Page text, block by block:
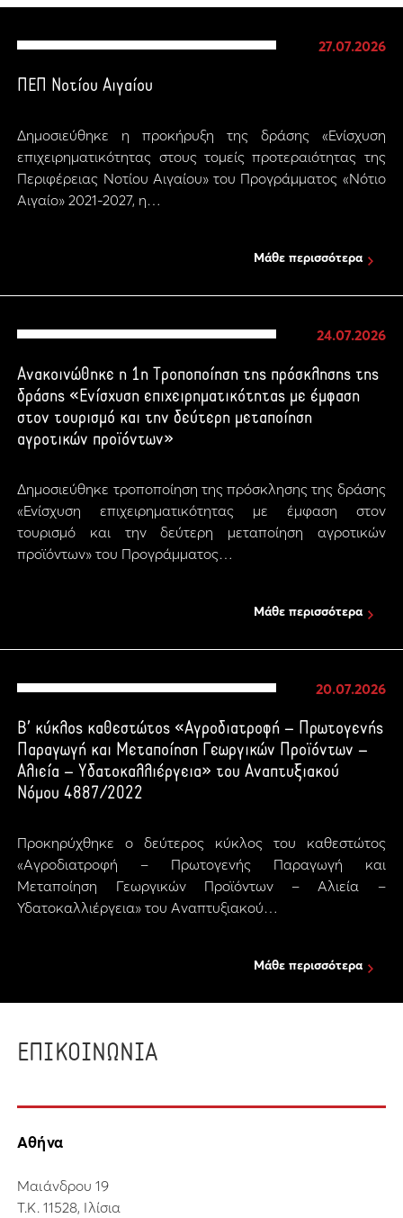
27.07.2026
ΠΕΠ Νοτίου Αιγαίου
Δημοσιεύθηκε η προκήρυξη της δράσης «Ενίσχυση
επιχειρηματικότητας στους τομείς προτεραιότητας της
Περιφέρειας Νοτίου Αιγαίου» του Προγράμματος «Νότιο
Αιγαίο» 2021-2027, η…
Μάθε περισσότερα
24.07.2026
Ανακοινώθηκε η 1η Τροποποίηση της πρόσκλησης της
δράσης «Ενίσχυση επιχειρηματικότητας με έμφαση
στον τουρισμό και την δεύτερη μεταποίηση
αγροτικών προϊόντων»
Δημοσιεύθηκε τροποποίηση της πρόσκλησης της δράσης
«Ενίσχυση επιχειρηματικότητας με έμφαση στον
τουρισμό και την δεύτερη μεταποίηση αγροτικών
προϊόντων» του Προγράμματος…
Μάθε περισσότερα
20.07.2026
Β’ κύκλος καθεστώτος «Αγροδιατροφή – Πρωτογενής
Παραγωγή και Μεταποίηση Γεωργικών Προϊόντων –
Αλιεία – Υδατοκαλλιέργεια» του Αναπτυξιακού
Νόμου 4887/2022
Προκηρύχθηκε ο δεύτερος κύκλος του καθεστώτος
«Αγροδιατροφή – Πρωτογενής Παραγωγή και
Μεταποίηση Γεωργικών Προϊόντων – Αλιεία –
Υδατοκαλλιέργεια» του Αναπτυξιακού…
Μάθε περισσότερα
ΕΠΙΚΟΙΝΩΝΙΑ
Αθήνα
Μαιάνδρου 19
Τ.Κ. 11528, Ιλίσια